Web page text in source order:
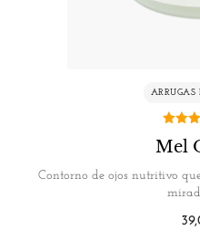
ARRUGAS
Mel
Contorno de ojos nutritivo